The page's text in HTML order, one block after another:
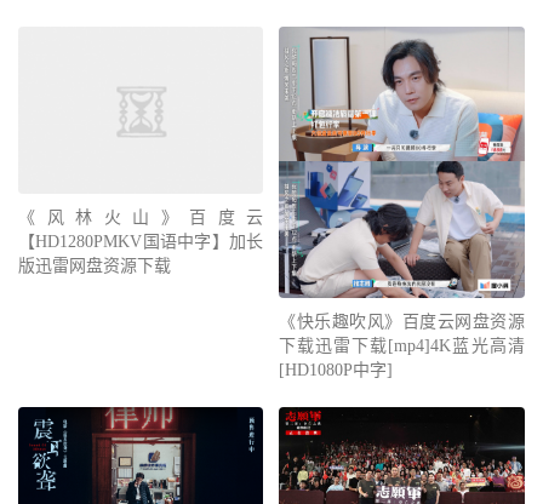
《风林火山》百度云
【HD1280PMKV国语中字】加长
版迅雷网盘资源下载
《快乐趣吹风》百度云网盘资源
下载迅雷下载[mp4]4K蓝光高清
[HD1080P中字]